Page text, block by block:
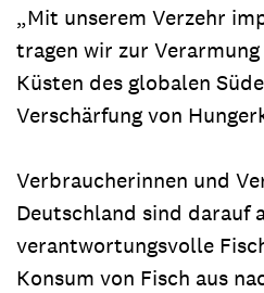
„Mit unserem Verzehr
tragen wir zur
Küsten des globalen
Verschärfung von
Verbraucherinnen und
Deutschland sind darauf
verantwortungsvolle
Konsum von Fisch aus